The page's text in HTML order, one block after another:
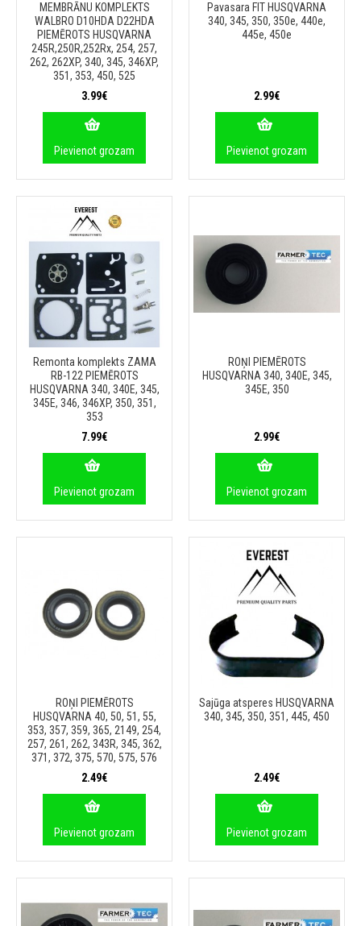
MEMBRĀNU KOMPLEKTS
WALBRO D10HDA D22HDA
PIEMĒROTS HUSQVARNA
245R,250R,252Rx, 254, 257,
262, 262XP, 340, 345, 346XP,
351, 353, 450, 525
3.99€
Pievienot grozam
Pavasara FIT HUSQVARNA
340, 345, 350, 350e, 440e,
445e, 450e
2.99€
Pievienot grozam
Remonta komplekts ZAMA
RB-122 PIEMĒROTS
HUSQVARNA 340, 340E, 345,
345E, 346, 346XP, 350, 351,
353
7.99€
Pievienot grozam
ROŅI PIEMĒROTS
HUSQVARNA 340, 340E, 345,
345E, 350
2.99€
Pievienot grozam
ROŅI PIEMĒROTS
HUSQVARNA 40, 50, 51, 55,
353, 357, 359, 365, 2149, 254,
257, 261, 262, 343R, 345, 362,
371, 372, 375, 570, 575, 576
2.49€
Pievienot grozam
Sajūga atsperes HUSQVARNA
340, 345, 350, 351, 445, 450
2.49€
Pievienot grozam